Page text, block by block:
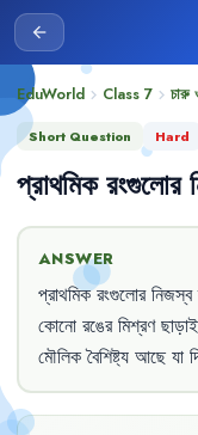
arrow_back
EduWorld chevron_right Class 7 chevron_right চারু
Short Question Hard
প্রাথমিক রংগুলোর
ANSWER
প্রাথমিক রংগুলোর নিজস্ব
কোনো রঙের মিশ্রণ ছাড়াই
মৌলিক বৈশিষ্ট্য আছে যা